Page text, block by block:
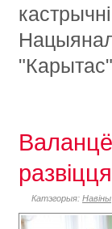
Катэгорыя: Навіны